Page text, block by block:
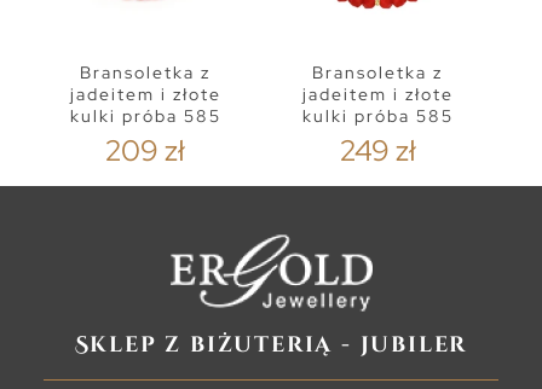
Bransoletka z
jadeitem i złote
kulki próba 585
209 zł
Bransoletka z
jadeitem i złote
kulki próba 585
249 zł
Sklep z biżuterią - jubiler